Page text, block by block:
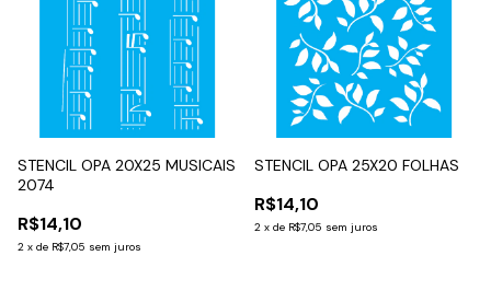
STENCIL OPA 20X25 MUSICAIS
2074
R$14,10
2 x de R$7,05 sem juros
STENCIL OPA 25X20 FOLHAS
R$14,10
2 x de R$7,05 sem juros